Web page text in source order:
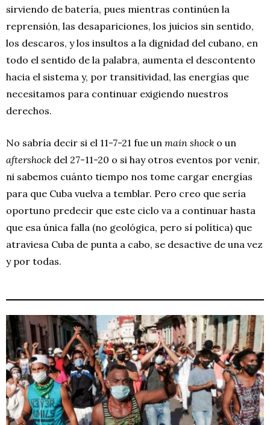
sirviendo de batería, pues mientras continúen la
reprensión, las desapariciones, los juicios sin sentido,
los descaros, y los insultos a la dignidad del cubano, en
todo el sentido de la palabra, aumenta el descontento
hacia el sistema y, por transitividad, las energías que
necesitamos para continuar exigiendo nuestros
derechos.
No sabría decir si el 11-7-21 fue un main shock o un
aftershock del 27-11-20 o si hay otros eventos por venir,
ni sabemos cuánto tiempo nos tome cargar energías
para que Cuba vuelva a temblar. Pero creo que sería
oportuno predecir que este ciclo va a continuar hasta
que esa única falla (no geológica, pero sí política) que
atraviesa Cuba de punta a cabo, se desactive de una vez
y por todas.